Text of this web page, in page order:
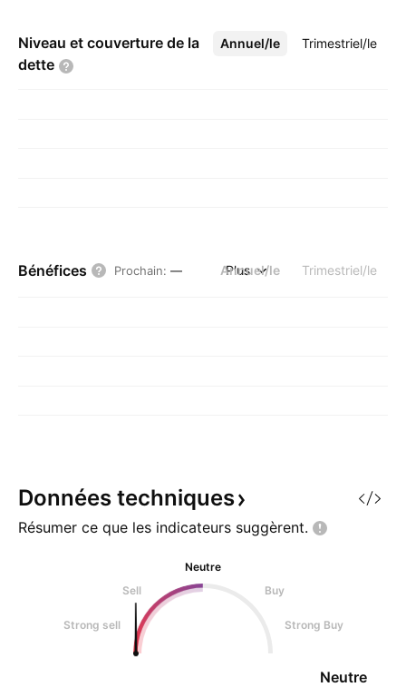
Niveau et couverture de la
dette
Annuel/le Trimestriel/le
Plus
Bénéfices Prochain: — Annuel/le Trimestriel/le
Plus
Données techniques
Résumer ce que les indicateurs suggèrent.
Neutre
Sell
Buy
Strong sell Strong Buy
Neutre